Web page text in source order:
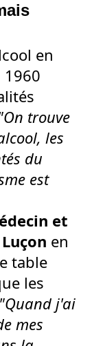
en
1960
trouve
les
du
est
et
en
table
les
"Quand j'ai
mes